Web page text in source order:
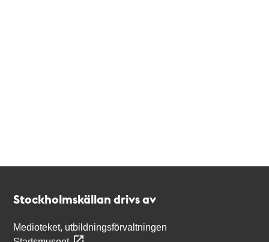
Stockholmskällan drivs av
Medioteket, utbildningsförvaltningen